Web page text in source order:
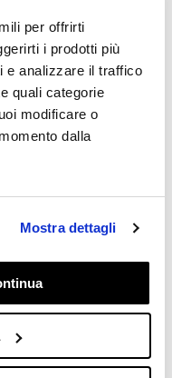
per offrirti
i prodotti più
e analizzare il traffico
quali categorie
modificare o
dalla
Mostra dettagli
te rogamos
de Atención al
transportista para